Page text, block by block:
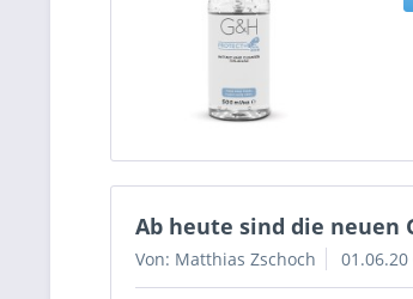
Ab heute sind die neuen
Von: Matthias Zschoch 01.06.20